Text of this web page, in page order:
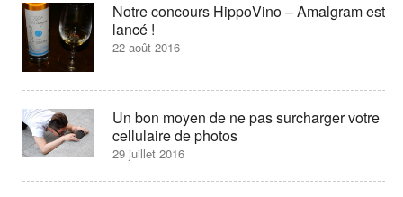
Notre concours HippoVino – Amalgram est
lancé !
22 août 2016
Un bon moyen de ne pas surcharger votre
cellulaire de photos
29 juillet 2016